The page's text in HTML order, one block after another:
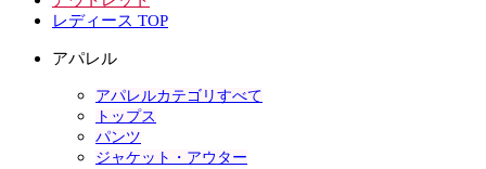
レディース TOP
アパレル
アパレルカテゴリすべて
トップス
パンツ
ジャケット・アウター